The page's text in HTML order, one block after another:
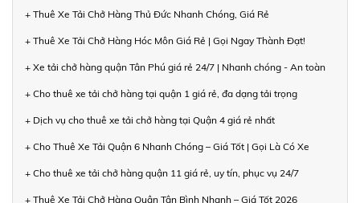
+ Thuê Xe Tải Chở Hàng Thủ Đức Nhanh Chóng, Giá Rẻ
+ Thuê Xe Tải Chở Hàng Hóc Môn Giá Rẻ | Gọi Ngay Thành Đạt!
+ Xe tải chở hàng quận Tân Phú giá rẻ 24/7 | Nhanh chóng - An toàn
+ Cho thuê xe tải chở hàng tại quận 1 giá rẻ, đa dạng tải trọng
+ Dịch vụ cho thuê xe tải chở hàng tại Quận 4 giá rẻ nhất
+ Cho Thuê Xe Tải Quận 6 Nhanh Chóng – Giá Tốt | Gọi Là Có Xe
+ Cho thuê xe tải chở hàng quận 11 giá rẻ, uy tín, phục vụ 24/7
+ Thuê Xe Tải Chở Hàng Quận Tân Bình Nhanh – Giá Tốt 2026